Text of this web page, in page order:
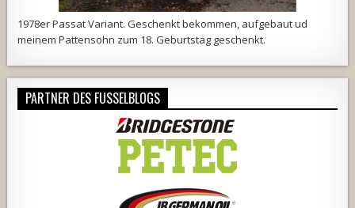
1978er Passat Variant. Geschenkt bekommen, aufgebaut ud
meinem Pattensohn zum 18. Geburtstag geschenkt.
PARTNER DES FUSSELBLOGS